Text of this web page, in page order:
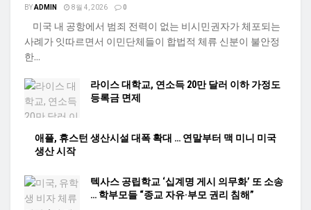
BYADMIN 8월 4, 2026 0
미국 내 공항에서 범죄 전력이 없는 비시민권자가 체포되는
사례가 잇따르면서 이민단체들이 합법적 체류 신분이 불안정
한...
라이스 대학교, 연소득 20만 달러 이하 가정도
등록금 면제
애플, 휴스턴 생산시설 대폭 확대 … 연말부터 맥 미니 미국
생산 시작
텍사스 공립학교 ‘십계명 게시 의무화’ 또 소송
… 학부모들 “종교 자유·부모 권리 침해”